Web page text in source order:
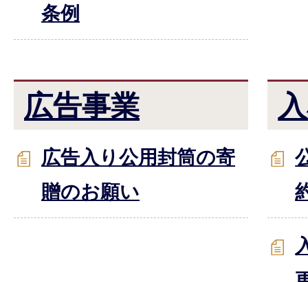
条例
広告事業
広告入り公用封筒の寄
贈のお願い